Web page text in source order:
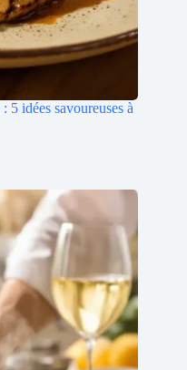
5 idées savoureuses à